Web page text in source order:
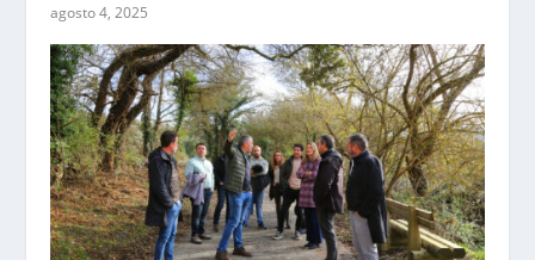
agosto 4, 2025